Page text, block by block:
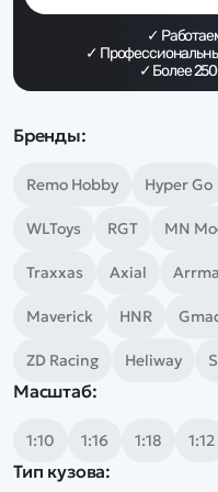
✓
✓
✓ Более
Бренды:
Remo Hobby Hyper Go
WLToys RGT MN
Traxxas Axial Arrma
Maverick HNR
ZD Racing Heliway
Масштаб:
1:10 1:16 1:18 1:12
Тип кузова:
Дополнительный способ
Есть вопрос?
Наши соцсети:
Каталог
Квадрокоптеры
Машинки
Танки
Оптовые продажи